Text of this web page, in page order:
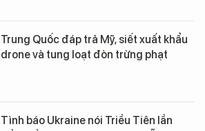
Trung Quốc đáp trả Mỹ, siết xuất khẩu
drone và tung loạt đòn trừng phạt
Tình báo Ukraine nói Triều Tiên lần